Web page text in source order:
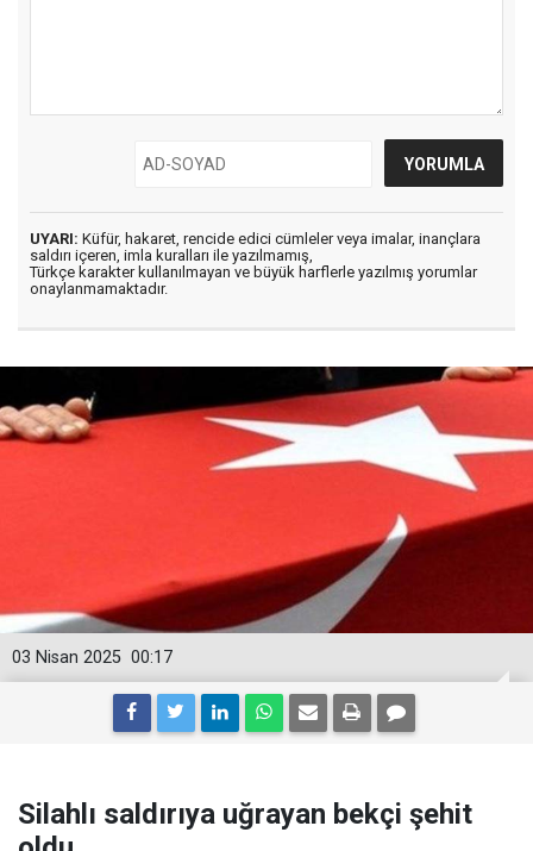
UYARI: Küfür, hakaret, rencide edici cümleler veya imalar, inançlara
saldırı içeren, imla kuralları ile yazılmamış,
Türkçe karakter kullanılmayan ve büyük harflerle yazılmış yorumlar
onaylanmamaktadır.
00:17
03 Nisan 2025
Silahlı saldırıya uğrayan bekçi şehit